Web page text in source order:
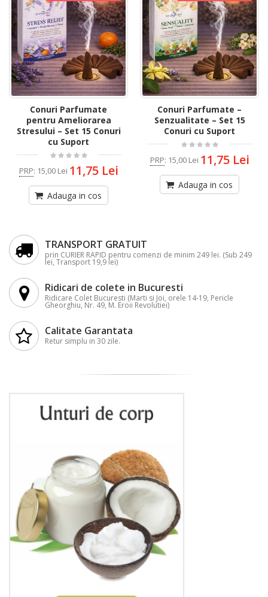
Conuri Parfumate
pentru Ameliorarea
Stresului – Set 15 Conuri
cu Suport
PRP: 15,00 Lei 11,75 Lei
Adauga in cos
Conuri Parfumate –
Senzualitate – Set 15
Conuri cu Suport
PRP: 15,00 Lei 11,75 Lei
Adauga in cos
TRANSPORT GRATUIT
prin CURIER RAPID pentru comenzi de minim 249 lei. (Sub 249
lei, Transport 19,9 lei)
Ridicari de colete in Bucuresti
Ridicare Colet Bucuresti (Marti si Joi, orele 14-19, Pericle
Gheorghiu, Nr. 49, M. Eroii Revolutiei)
Calitate Garantata
Retur simplu in 30 zile.